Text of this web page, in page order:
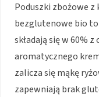
Poduszki zbożowe
bezglutenowe bio
składają się w 60%
aromatycznego
zalicza się mąkę
zapewniają brak